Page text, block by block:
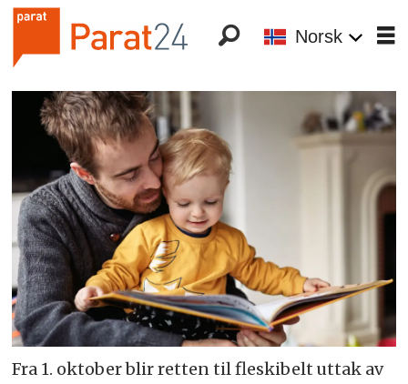
Norsk
Fra 1. oktober blir retten til fleskibelt uttak av